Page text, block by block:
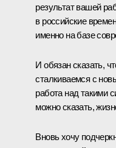
результат вашей
в российские
именно на базе
И обязан сказать,
сталкиваемся с
работа над такими
можно сказать,
Вновь хочу